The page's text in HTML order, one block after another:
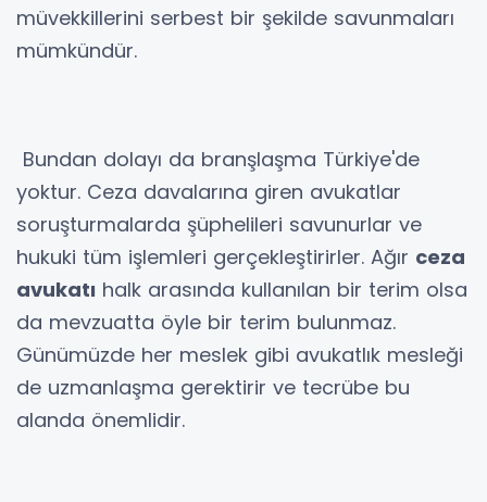
müvekkillerini serbest bir şekilde savunmaları
mümkündür.
Bundan dolayı da branşlaşma Türkiye'de
yoktur. Ceza davalarına giren avukatlar
soruşturmalarda şüphelileri savunurlar ve
hukuki tüm işlemleri gerçekleştirirler. Ağır ceza
avukatı halk arasında kullanılan bir terim olsa
da mevzuatta öyle bir terim bulunmaz.
Günümüzde her meslek gibi avukatlık mesleği
de uzmanlaşma gerektirir ve tecrübe bu
alanda önemlidir.